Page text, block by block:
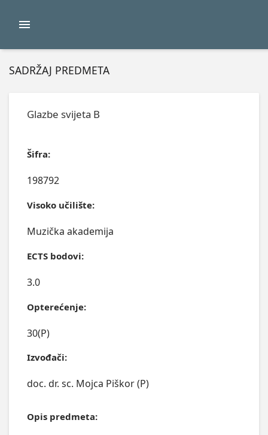
SADRŽAJ PREDMETA
Glazbe svijeta B
Šifra:
198792
Visoko učilište:
Muzička akademija
ECTS bodovi:
3.0
Opterećenje:
30(P)
Izvođači:
doc. dr. sc. Mojca Piškor (P)
Opis predmeta: